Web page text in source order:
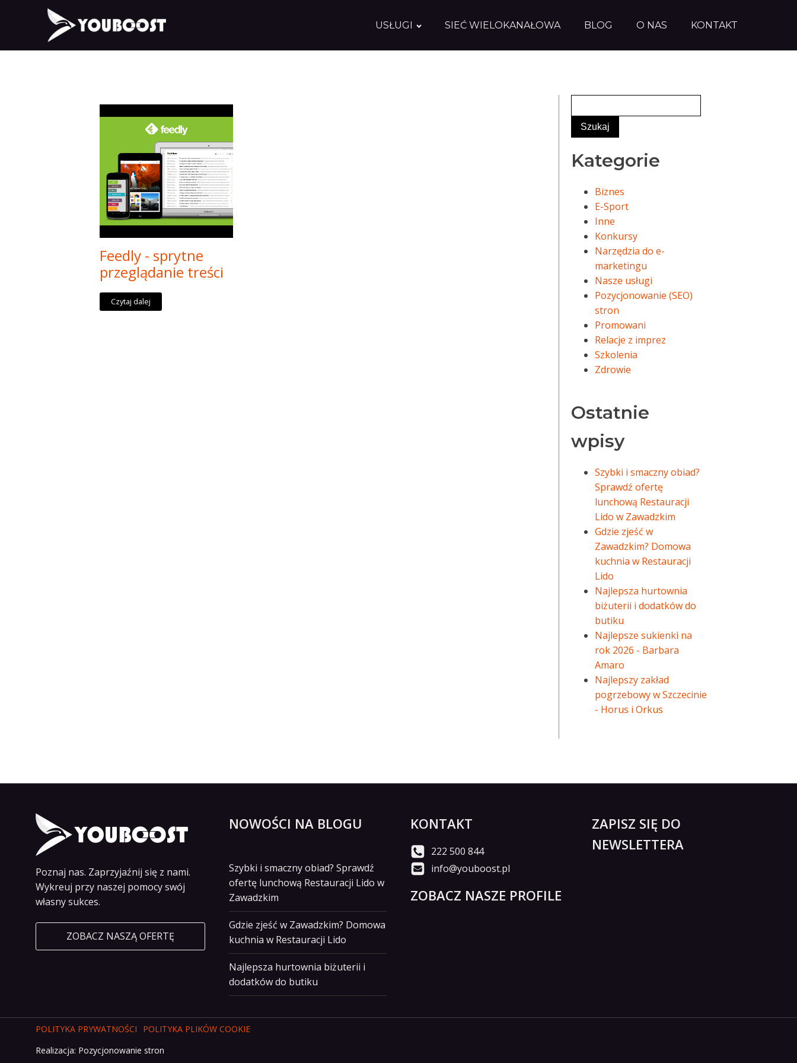
USŁUGI SIEĆ WIELOKANAŁOWA BLOG O NAS KONTAKT
Feedly - sprytne
przeglądanie treści
Czytaj dalej
Kategorie
Biznes
E-Sport
Inne
Konkursy
Narzędzia do e-
marketingu
Nasze usługi
Pozycjonowanie (SEO)
stron
Promowani
Relacje z imprez
Szkolenia
Zdrowie
Ostatnie
wpisy
Szybki i smaczny obiad?
Sprawdź ofertę
lunchową Restauracji
Lido w Zawadzkim
Gdzie zjeść w
Zawadzkim? Domowa
kuchnia w Restauracji
Lido
Najlepsza hurtownia
biżuterii i dodatków do
butiku
Najlepsze sukienki na
rok 2026 - Barbara
Amaro
Najlepszy zakład
pogrzebowy w Szczecinie
- Horus i Orkus
Poznaj nas. Zaprzyjaźnij się z nami.
Wykreuj przy naszej pomocy swój
własny sukces.
ZOBACZ NASZĄ OFERTĘ
NOWOŚCI NA BLOGU
Szybki i smaczny obiad? Sprawdź
ofertę lunchową Restauracji Lido w
Zawadzkim
Gdzie zjeść w Zawadzkim? Domowa
kuchnia w Restauracji Lido
Najlepsza hurtownia biżuterii i
dodatków do butiku
KONTAKT
222 500 844
info@youboost.pl
ZOBACZ NASZE PROFILE
ZAPISZ SIĘ DO
NEWSLETTERA
POLITYKA PRYWATNOŚCI
POLITYKA PLIKÓW COOKIE
Realizacja: Pozycjonowanie stron